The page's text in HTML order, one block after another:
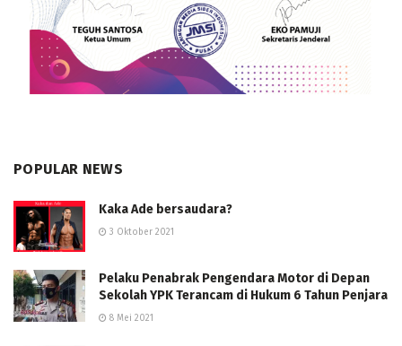
POPULAR NEWS
Kaka Ade bersaudara?
3 Oktober 2021
Pelaku Penabrak Pengendara Motor di Depan
Sekolah YPK Terancam di Hukum 6 Tahun Penjara
8 Mei 2021